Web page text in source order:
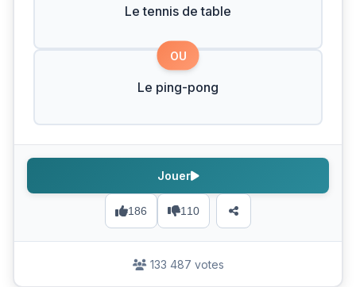
Le tennis de table
OU
Le ping-pong
186 110
Jouer
133 487 votes